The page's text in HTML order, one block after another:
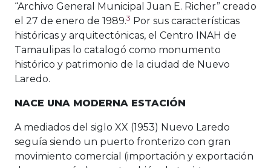
“Archivo General Municipal Juan E. Richer” creado
el 27 de enero de 1989.3 Por sus características
históricas y arquitectónicas, el Centro INAH de
Tamaulipas lo catalogó como monumento
histórico y patrimonio de la ciudad de Nuevo
Laredo.
NACE UNA MODERNA ESTACIÓN
A mediados del siglo XX (1953) Nuevo Laredo
seguía siendo un puerto fronterizo con gran
movimiento comercial (importación y exportación